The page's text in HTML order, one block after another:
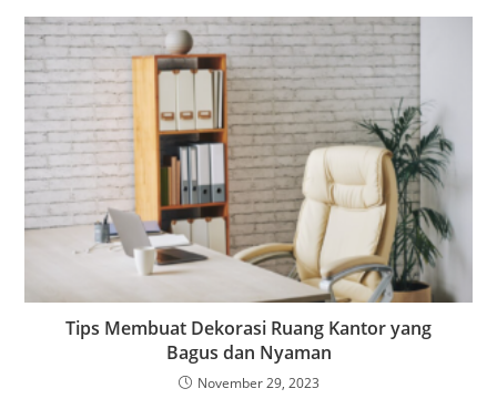
Tips Membuat Dekorasi Ruang Kantor yang
Bagus dan Nyaman
November 29, 2023